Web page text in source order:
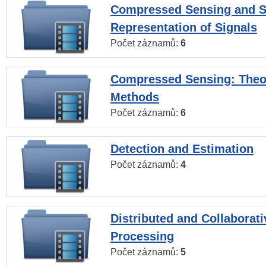
Compressed Sensing and
Representation of Signals
Počet záznamů: 6
Compressed Sensing:
Methods
Počet záznamů: 6
Detection and Estimation
Počet záznamů: 4
Distributed and
Processing
Počet záznamů: 5